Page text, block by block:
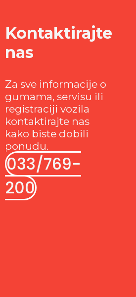
Kontaktirajte
nas
Za sve informacije o
gumama, servisu ili
registraciji vozila
kontaktirajte nas
kako biste dobili
ponudu.
033/769-
200